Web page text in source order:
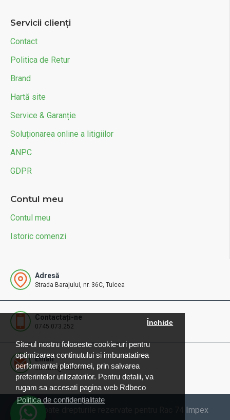
Site-ul nostru foloseste cookie-uri pentru
optimizarea continutului si imbunatatirea
performantei platformei, prin salvarea
preferintelor utilizatorilor. Pentru detalii, va
rugam sa accesati pagina web Rdbeco
Politica de confidențialitate
Închide
Servicii clienți
Contact
Politica de Retur
Brand
Hartă site
Service & Garanție
Soluționarea online a litigiilor
ANPC
GDPR
Contul meu
Contul meu
Istoric comenzi
Adresă
Strada Barajului, nr. 36C, Tulcea
Contactați-ne
0745.073.252
Email
contact@rdbeco.ro
© 2025 Toate drepturile rezervate pentru Rac 74 Impex